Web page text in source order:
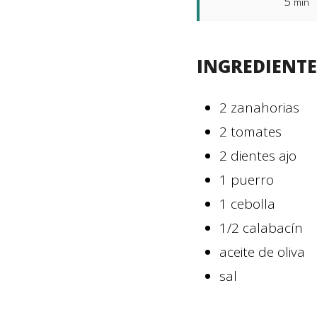
2 zanahorias
2 tomates
2 dientes ajo
1 puerro
1 cebolla
1/2 calabacín
aceite de oliva
sal